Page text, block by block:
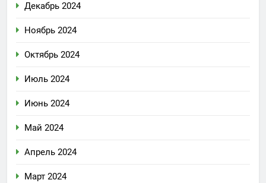
Декабрь 2024
Ноябрь 2024
Октябрь 2024
Июль 2024
Июнь 2024
Май 2024
Апрель 2024
Март 2024